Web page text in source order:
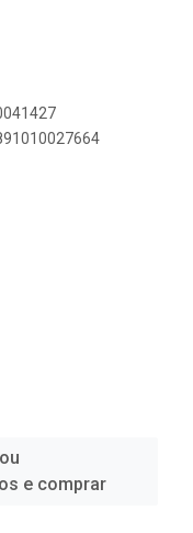
e comprar